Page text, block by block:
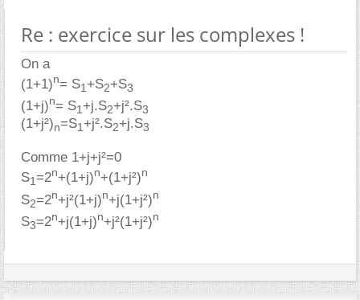
Re : exercice sur les complexes !
On a
(1+1)n= S1+S2+S3
(1+j)n= S1+j.S2+j².S3
(1+j²)n=S1+j².S2+j.S3
Comme 1+j+j²=0
S1=2n+(1+j)n+(1+j²)n
S2=2n+j²(1+j)n+j(1+j²)n
S3=2n+j(1+j)n+j²(1+j²)n